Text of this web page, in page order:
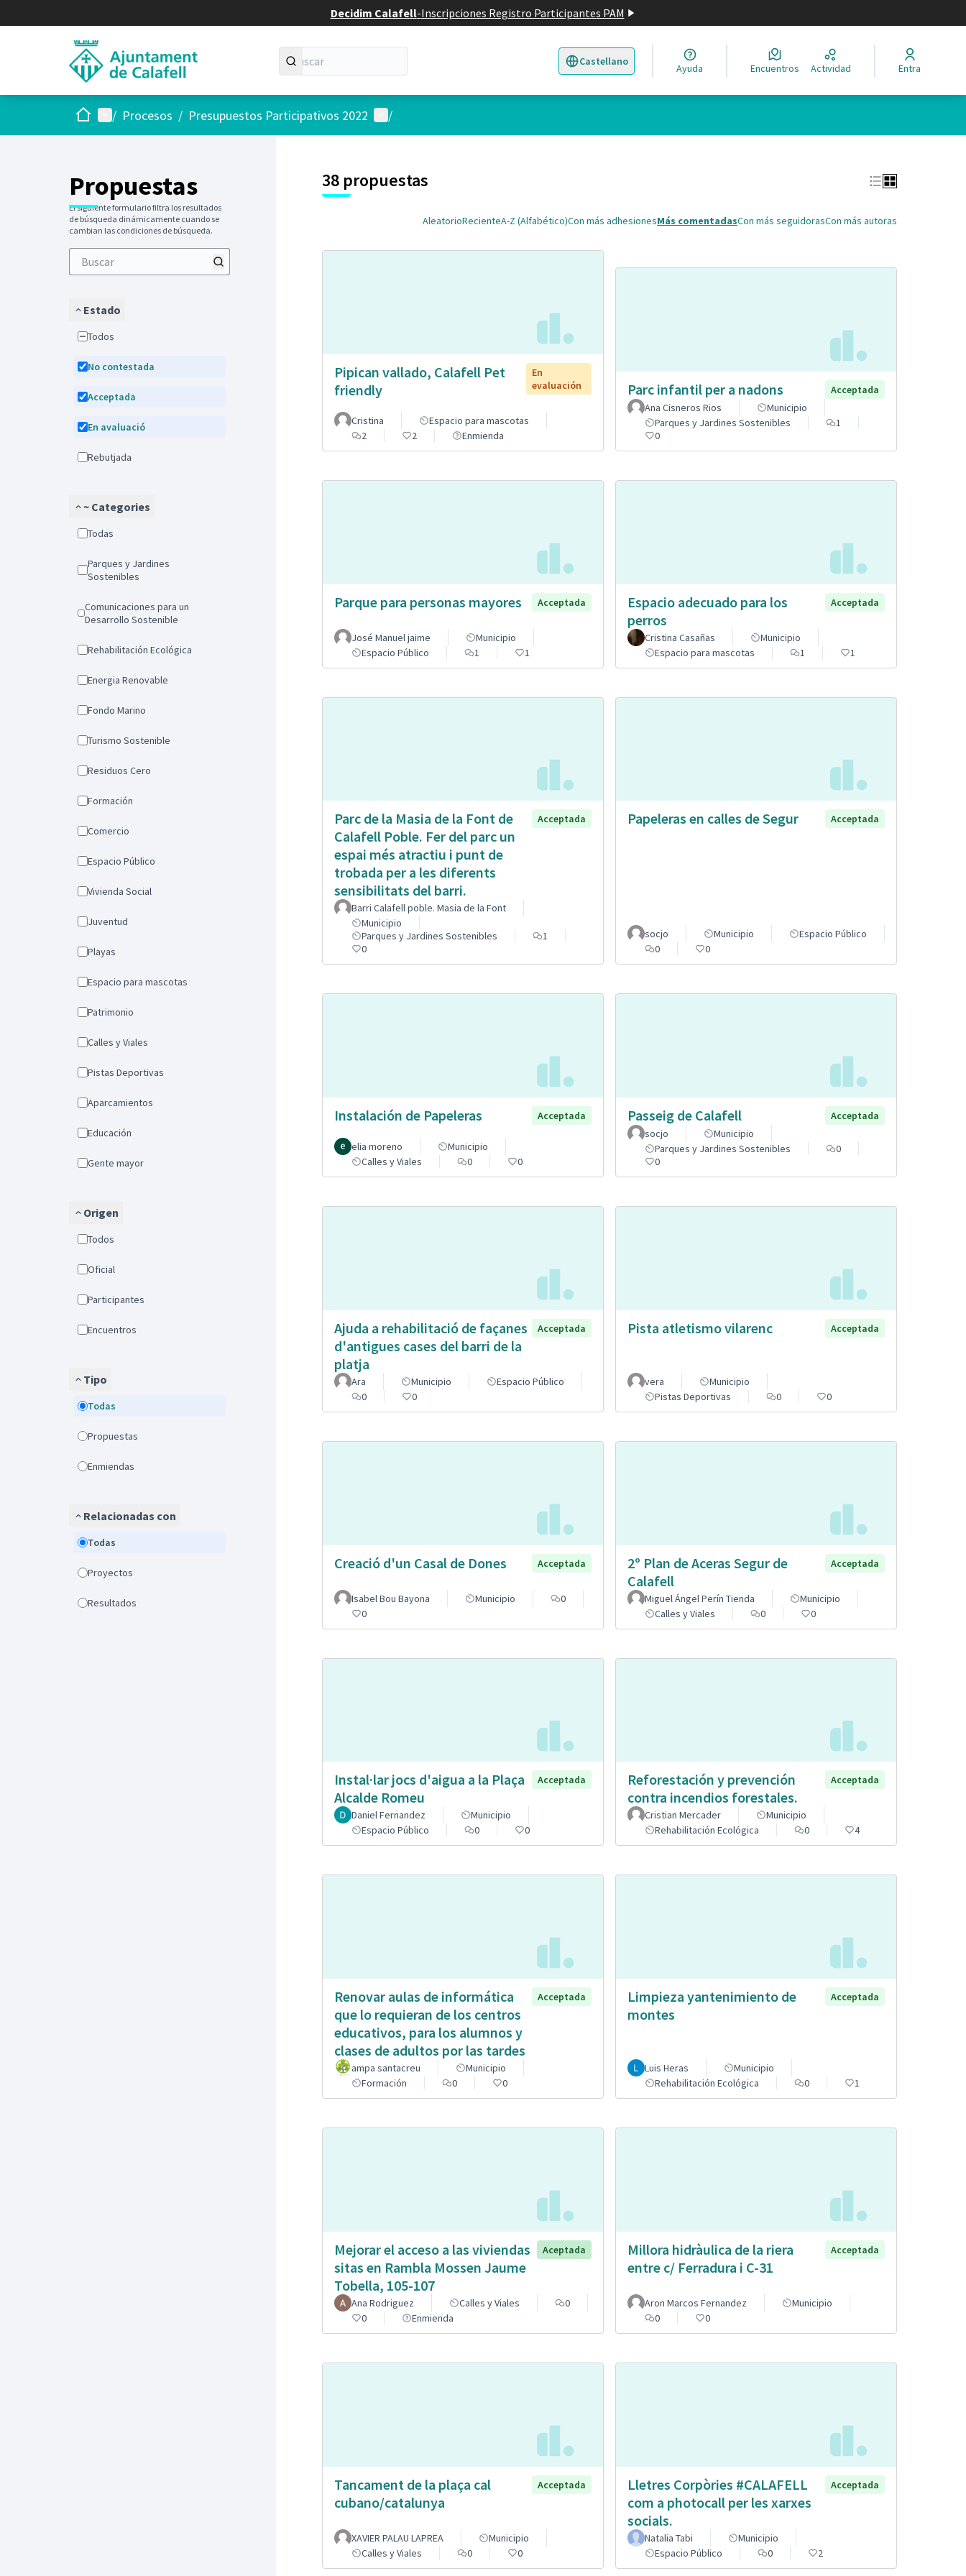
Decidim Calafell-Inscripciones Registro Participantes PAM
Castellano
Triar la llengua Elegir el idioma
Ayuda Encuentros Actividad Entra
InicioMenú principal
/ Procesos / Presupuestos Participativos 2022 Menú de usuario
/
Propuestas
El siguiente formulario filtra los resultados
de búsqueda dinámicamente cuando se
cambian las condiciones de búsqueda.
Estado
Todos
No contestada
Acceptada
En avaluació
Rebutjada
~ Categories
Todas
Parques y Jardines
Sostenibles
Comunicaciones para un
Desarrollo Sostenible
Rehabilitación Ecológica
Energia Renovable
Fondo Marino
Turismo Sostenible
Residuos Cero
Formación
Comercio
Espacio Público
Vivienda Social
Juventud
Playas
Espacio para mascotas
Patrimonio
Calles y Viales
Pistas Deportivas
Aparcamientos
Educación
Gente mayor
Origen
Todos
Oficial
Participantes
Encuentros
Tipo
Todas
Propuestas
Enmiendas
Relacionadas con
Todas
Proyectos
Resultados
38 propuestas
AleatorioRecienteA-Z (Alfabético)Con más adhesionesMás comentadasCon más seguidorasCon más autoras
Pipican vallado, Calafell Pet
friendly
En
evaluación
Cristina
Espacio para mascotas
2
2 Enmienda
Parc infantil per a nadons
Acceptada
Ana Cisneros Rios
Municipio
Parques y Jardines Sostenibles
1
0
Parque para personas mayores Acceptada
José Manuel jaime
Municipio
Espacio Público
1 1
Espacio adecuado para los
perros
Acceptada
Cristina Casañas
Municipio
Espacio para mascotas
1 1
Parc de la Masia de la Font de
Calafell Poble. Fer del parc un
espai més atractiu i punt de
trobada per a les diferents
sensibilitats del barri.
Acceptada
Barri Calafell poble. Masia de la Font
Municipio
Parques y Jardines Sostenibles
1
0
Papeleras en calles de Segur Acceptada
socjo Municipio
Espacio Público
0
0
Instalación de Papeleras Acceptada
elia moreno
Municipio
Calles y Viales
0 0
Passeig de Calafell
Acceptada
socjo
Municipio
Parques y Jardines Sostenibles
0
0
Ajuda a rehabilitació de façanes
d'antigues cases del barri de la
platja
Acceptada
Ara Municipio
Espacio Público
0
0
Pista atletismo vilarenc Acceptada
vera
Municipio
Pistas Deportivas
0 0
Creació d'un Casal de Dones Acceptada
Isabel Bou Bayona Municipio
0
0
2º Plan de Aceras Segur de
Calafell
Acceptada
Miguel Ángel Perín Tienda
Municipio
Calles y Viales
0 0
Instal·lar jocs d'aigua a la Plaça
Alcalde Romeu
Acceptada
Daniel Fernandez
Municipio
Espacio Público
0 0
Reforestación y prevención
contra incendios forestales.
Acceptada
Cristian Mercader
Municipio
Rehabilitación Ecológica
0 4
Renovar aulas de informática
que lo requieran de los centros
educativos, para los alumnos y
clases de adultos por las tardes
Acceptada
ampa santacreu
Municipio
Formación
0 0
Limpieza yantenimiento de
montes
Acceptada
Luis Heras
Municipio
Rehabilitación Ecológica
0 1
Mejorar el acceso a las viviendas
sitas en Rambla Mossen Jaume
Tobella, 105-107
Aceptada
Ana Rodriguez Calles y Viales
0
0
Enmienda
Millora hidràulica de la riera
entre c/ Ferradura i C-31
Acceptada
Aron Marcos Fernandez
Municipio
0
0
Tancament de la plaça cal
cubano/catalunya
Acceptada
XAVIER PALAU LAPREA
Municipio
Calles y Viales
0 0
Lletres Corpòries #CALAFELL
com a photocall per les xarxes
socials.
Acceptada
Natalia Tabi
Municipio
Espacio Público
0 2